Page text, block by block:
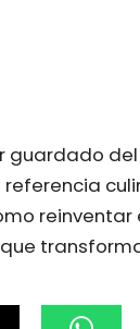
guardado
referencia